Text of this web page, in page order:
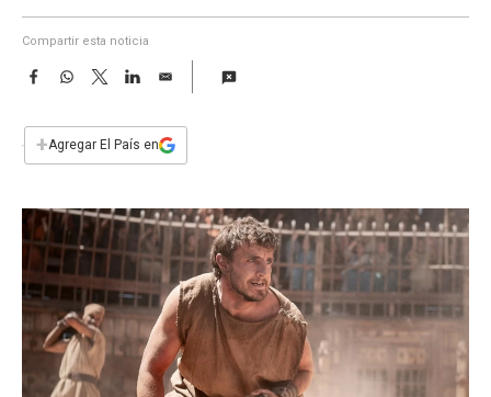
Compartir esta noticia
F
e
b
k
W
s
p
T
w
t
L
n
E
i
l
+Agregar El País en